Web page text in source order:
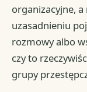
organizacyjne,
uzasadnieniu
rozmowy albo
czy to
grupy